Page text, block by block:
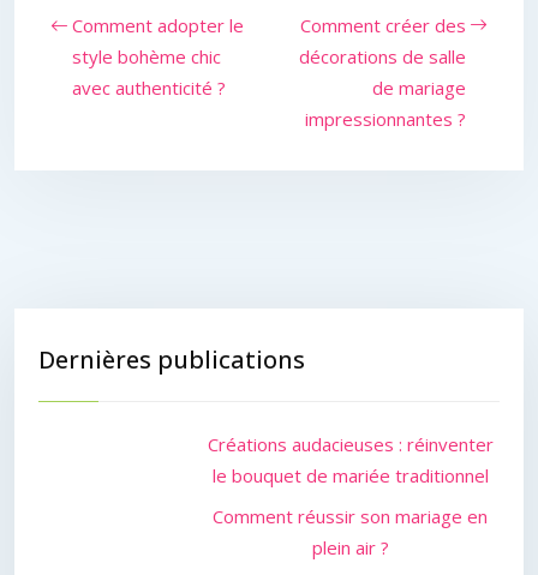
Comment adopter le
style bohème chic
avec authenticité ?
Comment créer des
décorations de salle
de mariage
impressionnantes ?
Dernières publications
Créations audacieuses : réinventer
le bouquet de mariée traditionnel
Comment réussir son mariage en
plein air ?